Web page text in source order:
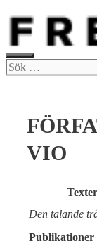
Hoppa
innehåll
MENY
Sök
VIO
Texter
Den talande
Publikationer